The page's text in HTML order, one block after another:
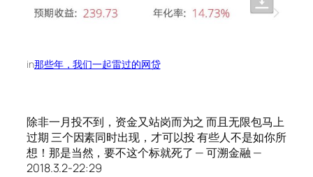
in那些年，我们一起雷过的网贷
除非一月投不到，资金又站岗而为之 而且无限包马上
过期 三个因素同时出现，才可以投 有些人不是如你所
想！那是当然，要不这个标就死了 — 可溯金融 —
2018.3.2-22:29